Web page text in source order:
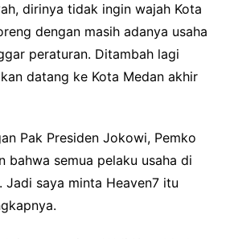
dirinya tidak ingin wajah Kota
dengan masih adanya usaha
peraturan. Ditambah lagi
datang ke Kota Medan akhir
Pak Presiden Jokowi, Pemko
bahwa semua pelaku usaha di
Jadi saya minta Heaven7 itu